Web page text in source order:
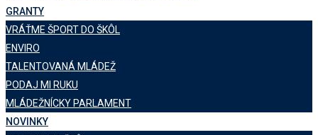
GRANTY
VRÁŤME ŠPORT DO ŠKÔL
ENVIRO
TALENTOVANÁ MLÁDEŽ
PODAJ MI RUKU
MLÁDEŽNÍCKY PARLAMENT
NOVINKY